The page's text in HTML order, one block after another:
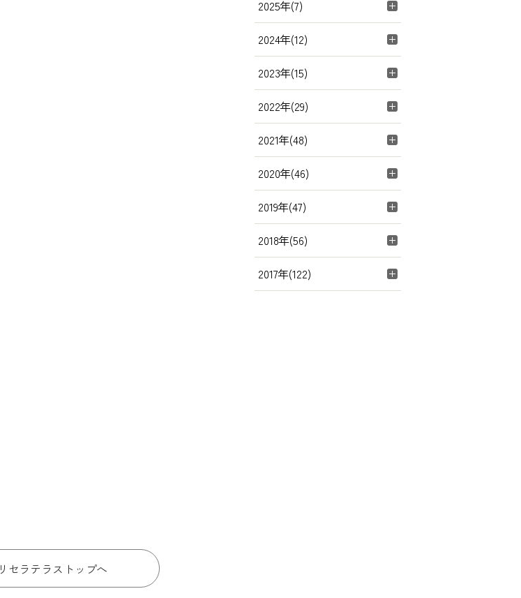
2025年(7)
2024年(12)
2023年(15)
2022年(29)
2021年(48)
2020年(46)
2019年(47)
2018年(56)
2017年(122)
リセラテラストップへ